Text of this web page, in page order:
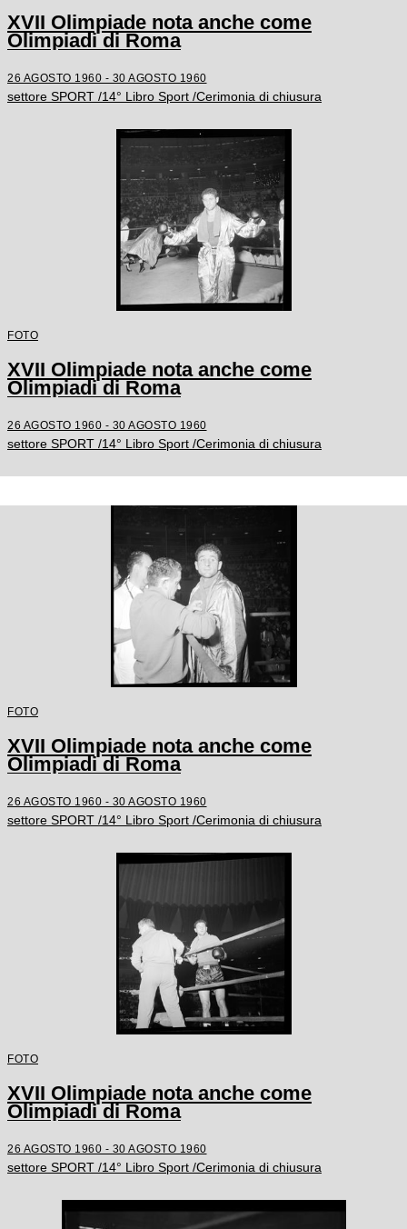
XVII Olimpiade nota anche come
Olimpiadi di Roma
26 AGOSTO 1960 - 30 AGOSTO 1960
settore SPORT /14° Libro Sport /Cerimonia di chiusura
FOTO
XVII Olimpiade nota anche come
Olimpiadi di Roma
26 AGOSTO 1960 - 30 AGOSTO 1960
settore SPORT /14° Libro Sport /Cerimonia di chiusura
FOTO
XVII Olimpiade nota anche come
Olimpiadi di Roma
26 AGOSTO 1960 - 30 AGOSTO 1960
settore SPORT /14° Libro Sport /Cerimonia di chiusura
FOTO
XVII Olimpiade nota anche come
Olimpiadi di Roma
26 AGOSTO 1960 - 30 AGOSTO 1960
settore SPORT /14° Libro Sport /Cerimonia di chiusura